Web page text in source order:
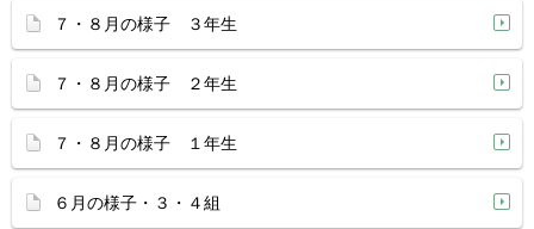
７・８月の様子 ３年生
７・８月の様子 ２年生
７・８月の様子 １年生
６月の様子・３・４組